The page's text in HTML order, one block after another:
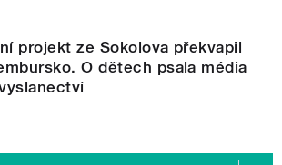
projekt ze Sokolova překvapil
O dětech psala média